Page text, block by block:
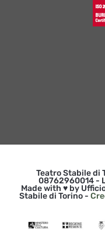
Teatro Stabile di
08762960014 -
Made with ♥ by
Stabile di Torino -